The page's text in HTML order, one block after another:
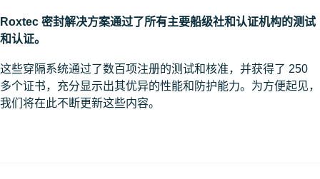
Roxtec 密封解决方案通过了所有主要船级社和认证机构的测试
和认证。
这些穿隔系统通过了数百项注册的测试和核准，并获得了 250
多个证书，充分显示出其优异的性能和防护能力。为方便起见，
我们将在此不断更新这些内容。